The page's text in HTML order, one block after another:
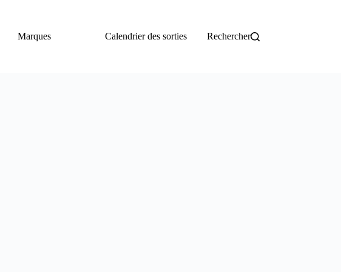
Marques Calendrier des sorties Rechercher